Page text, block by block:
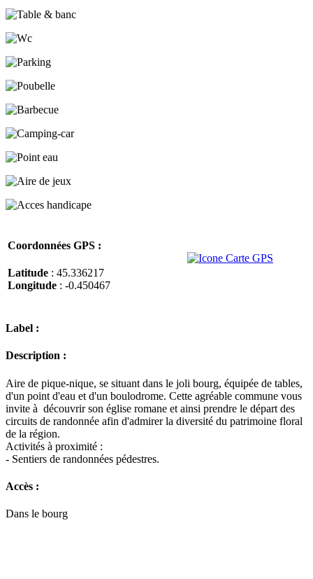
Coordonnées GPS :
Latitude : 45.336217
Longitude : -0.450467
Label :
Description :
Aire de pique-nique, se situant dans le joli bourg, équipée de tables,
d'un point d'eau et d'un boulodrome. Cette agréable commune vous
invite à découvrir son église romane et ainsi prendre le départ des
circuits de randonnée afin d'admirer la diversité du patrimoine floral
de la région.
Activités à proximité :
- Sentiers de randonnées pédestres.
Accès :
Dans le bourg